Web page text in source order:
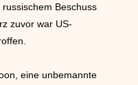
Beschuss
zuvor war US-
eine unbemannte